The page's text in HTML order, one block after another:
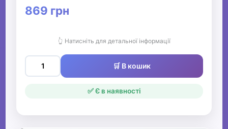
869 грн
👆 Натисніть для детальної інформації
🛒 В кошик
✅ Є в наявності